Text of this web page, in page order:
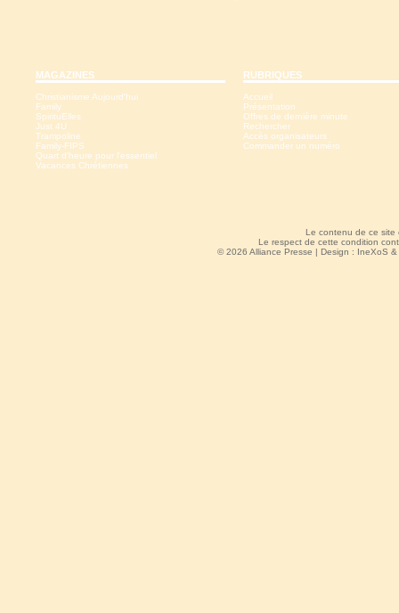
MAGAZINES
Christianisme Aujourd'hui
Family
SpirituElles
Just 4U
Trampoline
Family-FIPS
Quart d'heure pour l'essentiel
Vacances Chrétiennes
RUBRIQUES
Accueil
Présentation
Offres de dernière minute
Rechercher
Accès organisateurs
Commander un numéro
Le contenu de ce site
Le respect de cette condition
© 2026 Alliance Presse | Design : IneXoS &